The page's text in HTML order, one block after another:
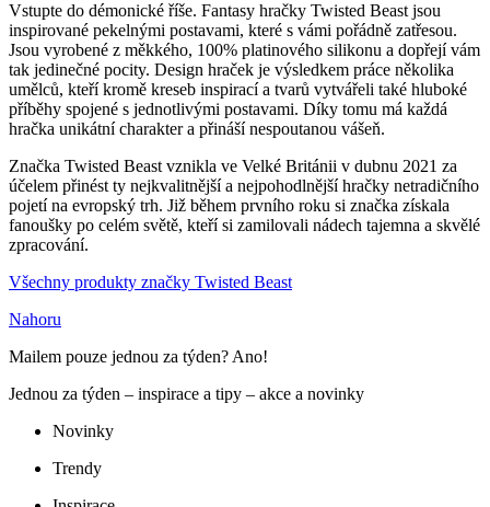
Vstupte do démonické říše. Fantasy hračky Twisted Beast jsou
inspirované pekelnými postavami, které s vámi pořádně zatřesou.
Jsou vyrobené z měkkého, 100% platinového silikonu a dopřejí vám
tak jedinečné pocity. Design hraček je výsledkem práce několika
umělců, kteří kromě kreseb inspirací a tvarů vytvářeli také hluboké
příběhy spojené s jednotlivými postavami. Díky tomu má každá
hračka unikátní charakter a přináší nespoutanou vášeň.
Značka Twisted Beast vznikla ve Velké Británii v dubnu 2021 za
účelem přinést ty nejkvalitnější a nejpohodlnější hračky netradičního
pojetí na evropský trh. Již během prvního roku si značka získala
fanoušky po celém světě, kteří si zamilovali nádech tajemna a skvělé
zpracování.
Všechny produkty značky Twisted Beast
Nahoru
Mailem pouze jednou za týden? Ano!
Jednou za týden – inspirace a tipy – akce a novinky
Novinky
Trendy